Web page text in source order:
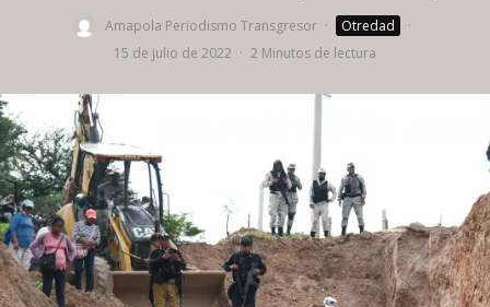
Amapola Periodismo Transgresor · Otredad
·
15 de julio de 2022 · 2 Minutos de lectura